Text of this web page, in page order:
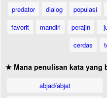
predator
dialog populasi
favorit
mandiri perajin
cerdas
★ Mana penulisan kata yang
abjad/abjat